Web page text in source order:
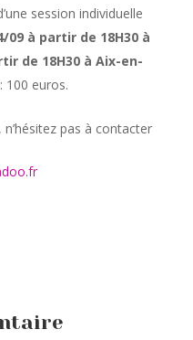
session individuelle
09 à partir de 18H30 à
de 18H30 à Aix-en-
100 euros.
pas à contacter